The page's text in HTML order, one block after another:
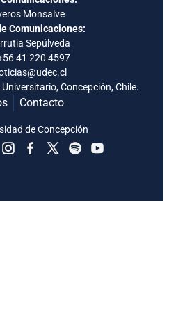
Monsalve
Comunicaciones:
Sepúlveda
41 220 4597
Concepción, Chile.
Contacto
de Concepción